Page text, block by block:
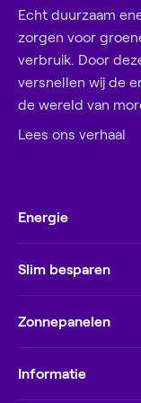
Wat kun je
Het is slim om
verwacht dat
Bijvoorbeeld
warmtepomp
situatie.
Echt duurzaam
zorgen voor
verbruik. Door
versnellen wij de
de wereld van
Lees ons verhaal
Energie
Slim besparen
Zonnepanelen
Informatie